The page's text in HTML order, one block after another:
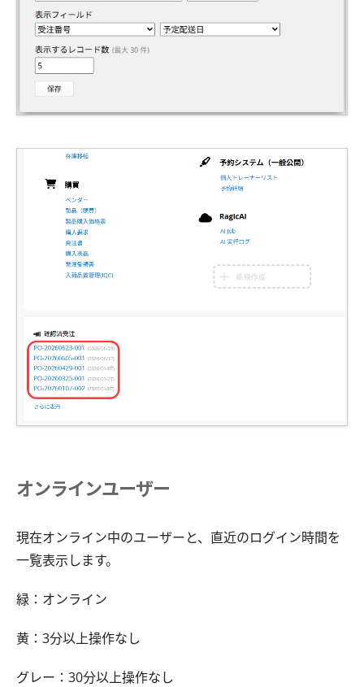
オンラインユーザー
現在オンライン中のユーザーと、直近のログイン時間を
一覧表示します。
緑：オンライン
黄：3分以上操作なし
グレー：30分以上操作なし